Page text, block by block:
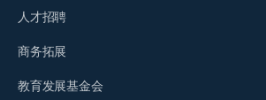
人才招聘
商务拓展
教育发展基金会